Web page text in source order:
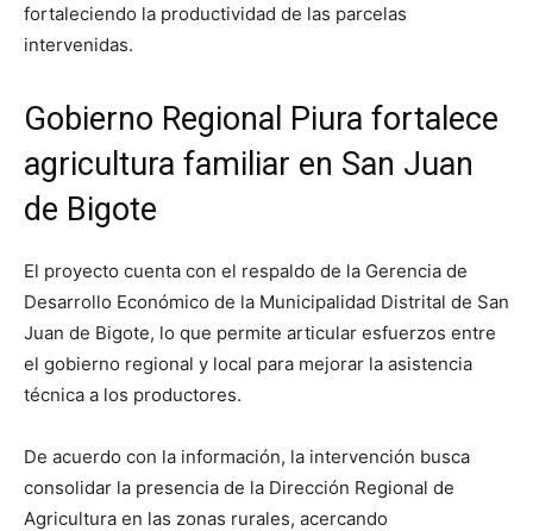
fortaleciendo la productividad de las parcelas
intervenidas.
Gobierno Regional Piura fortalece
agricultura familiar en San Juan
de Bigote
El proyecto cuenta con el respaldo de la Gerencia de
Desarrollo Económico de la Municipalidad Distrital de San
Juan de Bigote, lo que permite articular esfuerzos entre
el gobierno regional y local para mejorar la asistencia
técnica a los productores.
De acuerdo con la información, la intervención busca
consolidar la presencia de la Dirección Regional de
Agricultura en las zonas rurales, acercando